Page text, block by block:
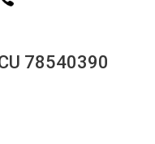
78540390